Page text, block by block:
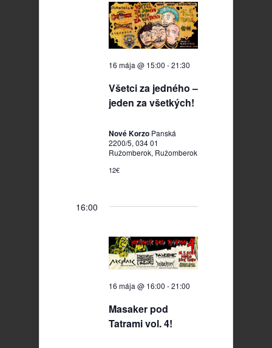
2026
Všetci za jedného –
jeden za všetkých!
16 mája @ 15:00 -21:30
Nové Korzo Panská
2200/5, 034 01
Ružomberok, Ružomberok
12€
16:00
Masaker pod
Tatrami vol. 4!
16 mája @ 16:00 -21:00